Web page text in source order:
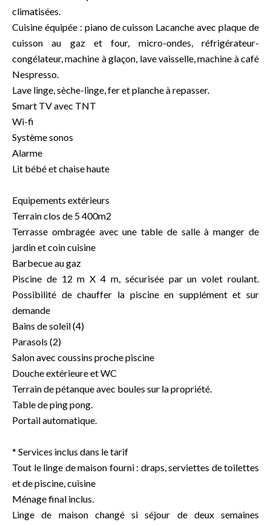
climatisées.
Cuisine équipée : piano de cuisson Lacanche avec plaque de
cuisson au gaz et four, micro-ondes, réfrigérateur-
congélateur, machine à glaçon, lave vaisselle, machine à café
Nespresso.
Lave linge, sèche-linge, fer et planche à repasser.
Smart TV avec TNT
Wi-fi
Système sonos
Alarme
Lit bébé et chaise haute
Equipements extérieurs
Terrain clos de 5 400m2
Terrasse ombragée avec une table de salle à manger de
jardin et coin cuisine
Barbecue au gaz
Piscine de 12 m X 4 m, sécurisée par un volet roulant.
Possibilité de chauffer la piscine en supplément et sur
demande
Bains de soleil (4)
Parasols (2)
Salon avec coussins proche piscine
Douche extérieure et WC
Terrain de pétanque avec boules sur la propriété.
Table de ping pong.
Portail automatique.
* Services inclus dans le tarif
Tout le linge de maison fourni : draps, serviettes de toilettes
et de piscine, cuisine
Ménage final inclus.
Linge de maison changé si séjour de deux semaines